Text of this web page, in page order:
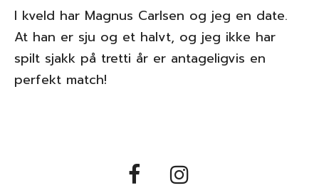
I kveld har Magnus Carlsen og jeg en date.
At han er sju og et halvt, og jeg ikke har
spilt sjakk på tretti år er antageligvis en
perfekt match!